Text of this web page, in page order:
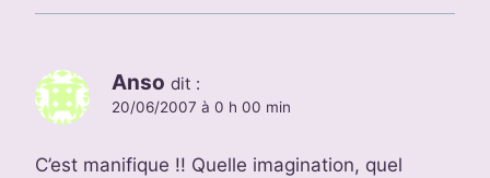
Anso dit :
20/06/2007 à 0 h 00 min
C’est manifique !! Quelle imagination, quel